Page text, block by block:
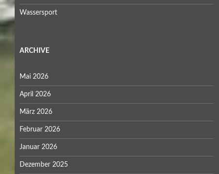
Wassersport
ARCHIVE
Mai 2026
April 2026
März 2026
Februar 2026
Januar 2026
Dezember 2025